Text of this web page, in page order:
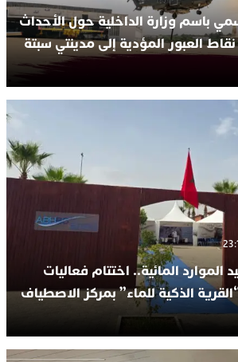
باسم وزارة الداخلية حول الأحداث
العبور المؤدية إلى مدينتي سبتة
الموارد المائية.. اختتام فعاليات
الذكية للماء” بمركز الاصطياف